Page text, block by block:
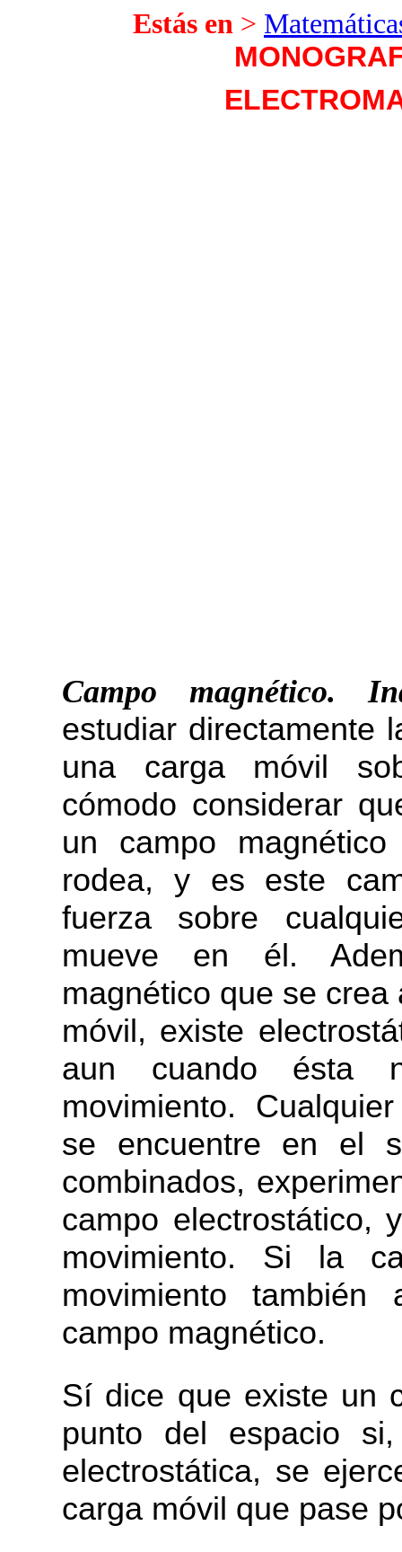
Estás en >
Campo magnético.
estudiar directamente
una carga móvil
cómodo considerar
un campo
rodea, y es este
fuerza sobre
mueve en él.
magnético que se
móvil, existe
aun cuando ésta
movimiento.
se encuentre en el
combinados,
campo electrostático,
movimiento. Si la
movimiento
campo magnético.
Sí dice que existe un
punto del espacio
electrostática, se
carga móvil que pase